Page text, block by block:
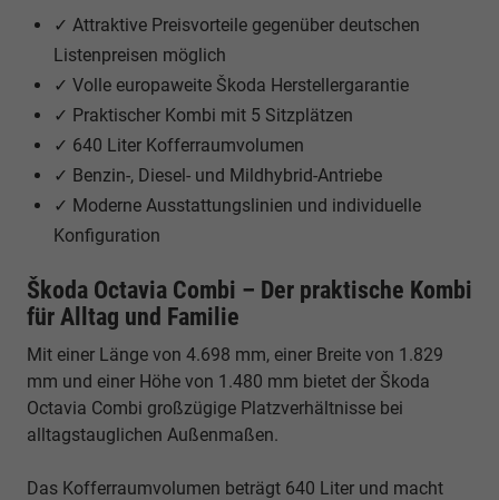
✓ Attraktive Preisvorteile gegenüber deutschen
Listenpreisen möglich
✓ Volle europaweite Škoda Herstellergarantie
✓ Praktischer Kombi mit 5 Sitzplätzen
✓ 640 Liter Kofferraumvolumen
✓ Benzin-, Diesel- und Mildhybrid-Antriebe
✓ Moderne Ausstattungslinien und individuelle
Konfiguration
Škoda Octavia Combi – Der praktische Kombi
für Alltag und Familie
Mit einer Länge von 4.698 mm, einer Breite von 1.829
mm und einer Höhe von 1.480 mm bietet der Škoda
Octavia Combi großzügige Platzverhältnisse bei
alltagstauglichen Außenmaßen.
Das Kofferraumvolumen beträgt 640 Liter und macht